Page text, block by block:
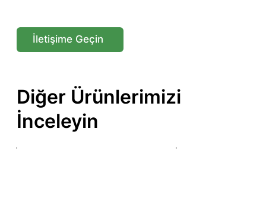
İletişime Geçin
Diğer Ürünlerimizi
İnceleyin